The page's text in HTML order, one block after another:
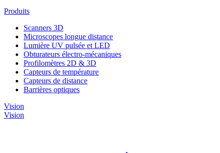
Produits
Scanners 3D
Microscopes longue distance
Lumière UV pulsée et LED
Obturateurs électro-mécaniques
Profilomètres 2D & 3D
Capteurs de température
Capteurs de distance
Barrières optiques
Vision
Vision